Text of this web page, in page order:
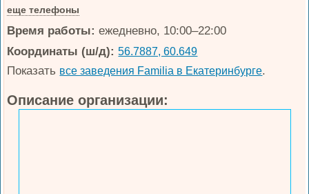
еще телефоны
Время работы: ежедневно, 10:00–22:00
Координаты (ш/д): 56.7887, 60.649
Показать все заведения Familia в Екатеринбурге.
Описание организации: